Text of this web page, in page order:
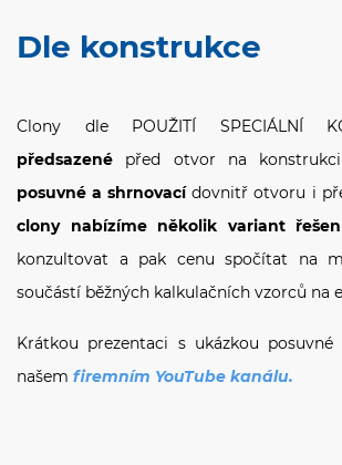
Dle konstrukce
Clony dle POUŽITÍ SPECIÁLNÍ
předsazené před otvor na
posuvné a shrnovacídovnitř otvoru i
clony nabízíme několik variant řešen
konzultovat a pak cenu spočítat na
součástí běžných kalkulačních vzorců na
Krátkou prezentaci s ukázkou
našem firemním YouTube kanálu.